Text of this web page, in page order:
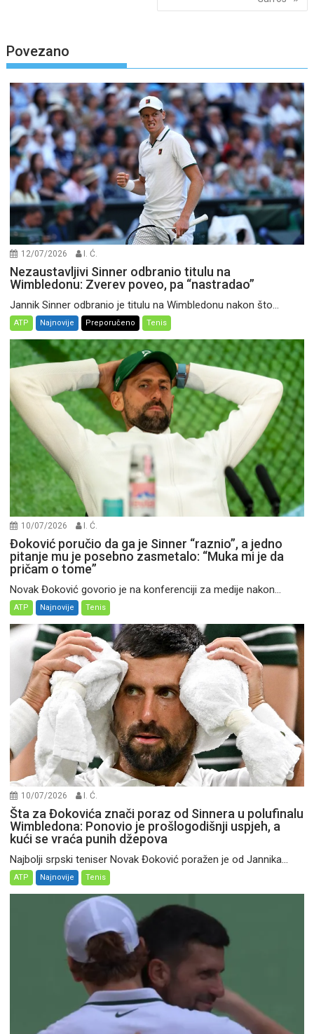
Povezano
12/07/2026 I. Ć.
Nezaustavljivi Sinner odbranio titulu na
Wimbledonu: Zverev poveo, pa “nastradao”
Jannik Sinner odbranio je titulu na Wimbledonu nakon što...
ATP Najnovije Preporučeno Tenis
10/07/2026 I. Ć.
Đoković poručio da ga je Sinner “raznio”, a jedno
pitanje mu je posebno zasmetalo: “Muka mi je da
pričam o tome”
Novak Đoković govorio je na konferenciji za medije nakon...
ATP Najnovije Tenis
10/07/2026 I. Ć.
Šta za Đokovića znači poraz od Sinnera u polufinalu
Wimbledona: Ponovio je prošlogodišnji uspjeh, a
kući se vraća punih džepova
Najbolji srpski teniser Novak Đoković poražen je od Jannika...
ATP Najnovije Tenis